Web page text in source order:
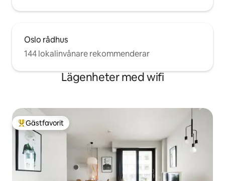
Oslo rådhus
144 lokalinvånare rekommenderar
Lägenheter med wifi
Populär gästfavorit
Gästfavorit